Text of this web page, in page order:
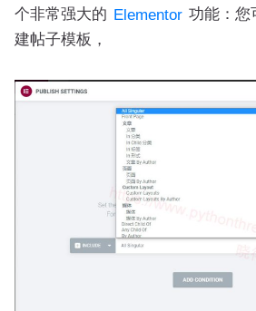
个非常强大的 Elementor 功能：您
建帖子模板，